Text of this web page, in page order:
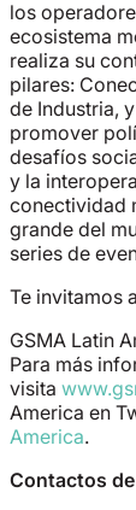
los
ecosistema
realiza su
pilares:
de Industria,
promover
desafíos
y la
conectividad
grande del
series de
Te invitamos
GSMA Latin
Para más
visita
America en
America.
Contactos